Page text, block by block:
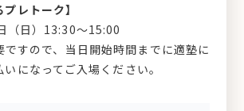
プレトーク】
（日）13:30～15:00
ですので、当日開始時間までに適塾に
になってご入場ください。